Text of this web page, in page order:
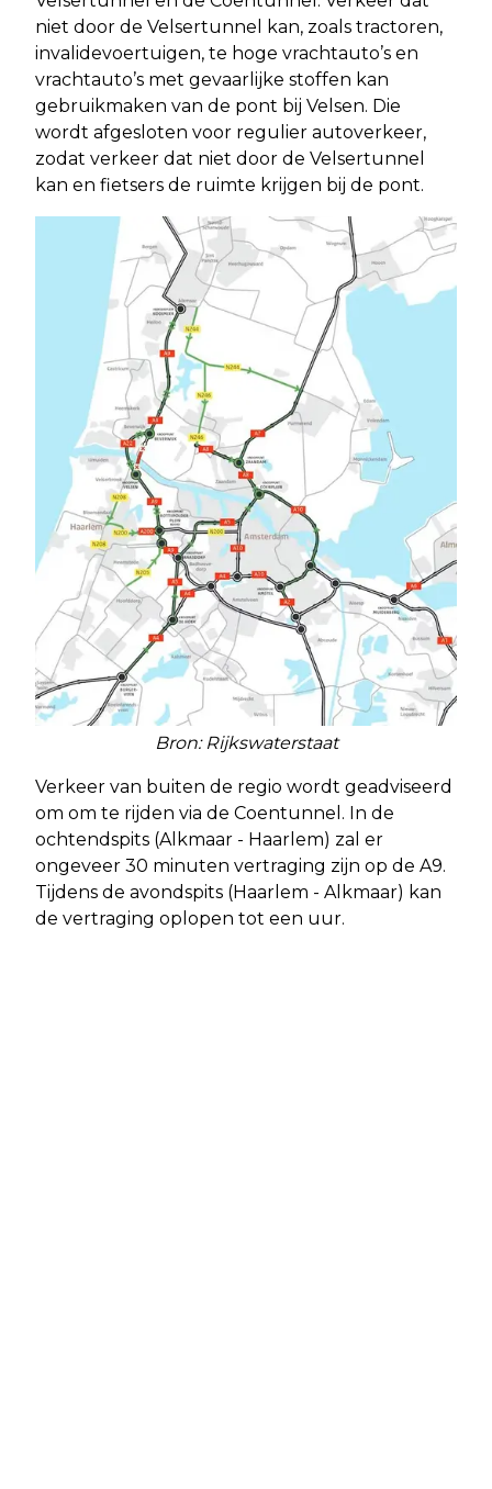
niet door de Velsertunnel kan, zoals tractoren,
invalidevoertuigen, te hoge vrachtauto’s en
vrachtauto’s met gevaarlijke stoffen kan
gebruikmaken van de pont bij Velsen. Die
wordt afgesloten voor regulier autoverkeer,
zodat verkeer dat niet door de Velsertunnel
kan en fietsers de ruimte krijgen bij de pont.
Bron: Rijkswaterstaat
Verkeer van buiten de regio wordt geadviseerd
om om te rijden via de Coentunnel. In de
ochtendspits (Alkmaar - Haarlem) zal er
ongeveer 30 minuten vertraging zijn op de A9.
Tijdens de avondspits (Haarlem - Alkmaar) kan
de vertraging oplopen tot een uur.